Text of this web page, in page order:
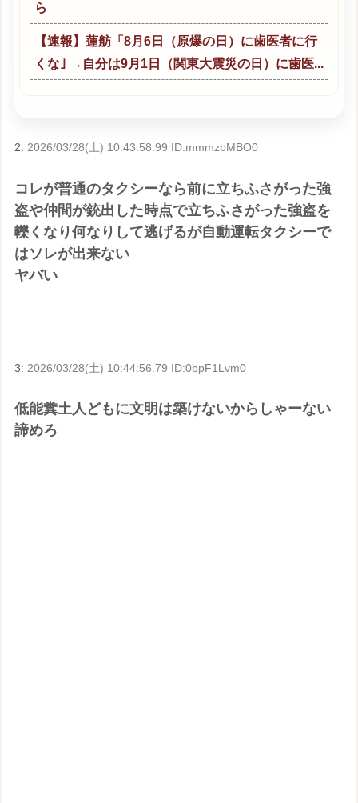
ら
【速報】蓮舫「8月6日（原爆の日）に歯医者に行
くな｣ →自分は9月1日（関東大震災の日）に歯医...
2:2026/03/28(土) 10:43:58.99 ID:mmmzbMBO0
コレが普通のタクシーなら前に立ちふさがった強
盗や仲間が銃出した時点で立ちふさがった強盗を
轢くなり何なりして逃げるが自動運転タクシーで
はソレが出来ない
ヤバい
3: 2026/03/28(土) 10:44:56.79 ID:0bpF1Lvm0
低能糞土人どもに文明は築けないからしゃーない
諦めろ